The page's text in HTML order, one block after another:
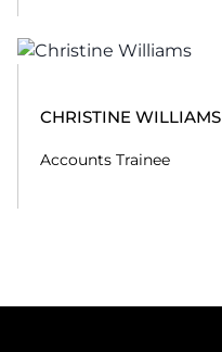
CHRISTINE WILLIAMS
Accounts Trainee